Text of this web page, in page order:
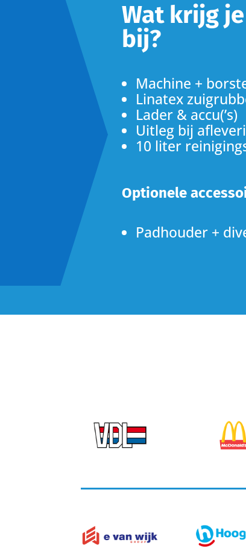
Wat krijg
bij?
Machine +
Linatex
Lader & accu(’s)
Uitleg bij
10 liter
Optionele
Padhouder +